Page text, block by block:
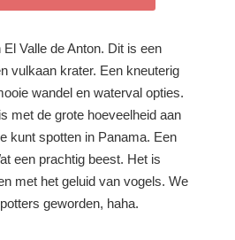
El Valle de Anton. Dit is een
vulkaan krater. Een kneuterig
wandel en waterval opties.
met de grote hoeveelheid aan
kunt spotten in Panama. Een
een prachtig beest. Het is
met het geluid van vogels. We
geworden, haha.